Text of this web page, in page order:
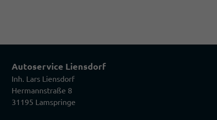
Autoservice Liensdorf
Inh. Lars Liensdorf
Hermannstraße 8
31195 Lamspringe